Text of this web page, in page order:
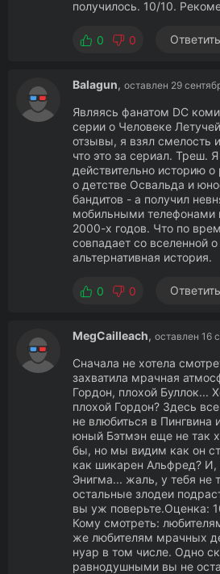
получилось. 10/10.
0 0 Ответить
Balagun, оставлен 29
Являясь фанатом DC
серии о Человеке
отзывы, я взял смелость
что это за сериал. Треш.
действительно историю
о детстве Освальда и
бандитов - а получил
мобильными телефонами
2000-х годов. Что по
совпадает со вселенной
альтернативная история.
0 0 Ответить
MegCailleach, оставлен 16
Сначала не хотела
захватила мрачная
Гордон, плохой Буллок...
плохой Гордон? Здесь
не влюбиться в
юный Бэтмэн еще не так
бы, но мы видим как он
как шикарен Альфред?
Энигма... жаль, у тебя не
остальные злодеи
вы уж поверьте.Оценка:
Кому смотреть:
же любителям мрачных
нуар в том числе. Одно
равнодушными вы не